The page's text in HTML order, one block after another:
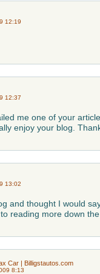
12:19
12:37
me one of your
enjoy your blog.
13:02
and thought I would
reading more down
Car | Billigstautos.com
8:13